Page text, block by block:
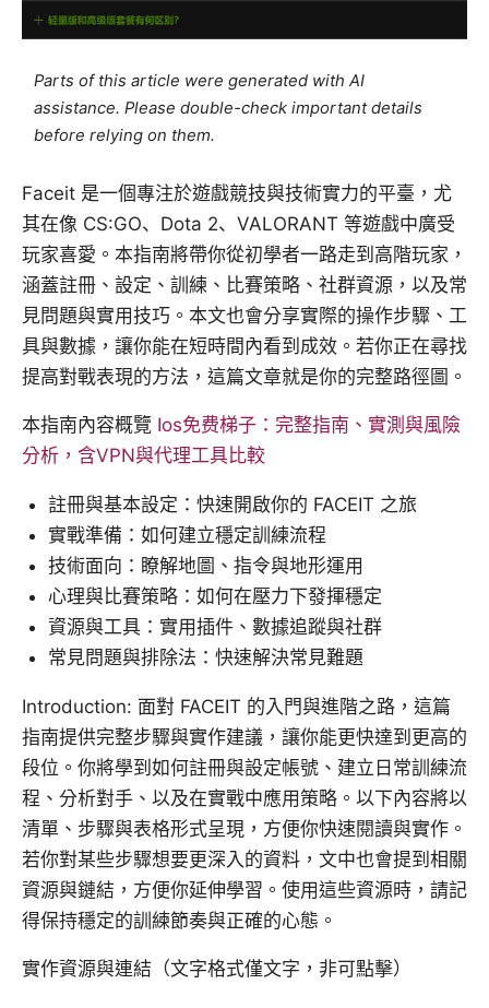
Parts of this article were generated with AI
assistance. Please double-check important details
before relying on them.
Faceit 是一個專注於遊戲競技與技術實力的平臺，尤
其在像 CS:GO、Dota 2、VALORANT 等遊戲中廣受
玩家喜愛。本指南將帶你從初學者一路走到高階玩家，
涵蓋註冊、設定、訓練、比賽策略、社群資源，以及常
見問題與實用技巧。本文也會分享實際的操作步驟、工
具與數據，讓你能在短時間內看到成效。若你正在尋找
提高對戰表現的方法，這篇文章就是你的完整路徑圖。
本指南內容概覽 Ios免费梯子：完整指南、實測與風險
分析，含VPN與代理工具比較
註冊與基本設定：快速開啟你的 FACEIT 之旅
實戰準備：如何建立穩定訓練流程
技術面向：瞭解地圖、指令與地形運用
心理與比賽策略：如何在壓力下發揮穩定
資源與工具：實用插件、數據追蹤與社群
常見問題與排除法：快速解決常見難題
Introduction: 面對 FACEIT 的入門與進階之路，這篇
指南提供完整步驟與實作建議，讓你能更快達到更高的
段位。你將學到如何註冊與設定帳號、建立日常訓練流
程、分析對手、以及在實戰中應用策略。以下內容將以
清單、步驟與表格形式呈現，方便你快速閱讀與實作。
若你對某些步驟想要更深入的資料，文中也會提到相關
資源與鏈結，方便你延伸學習。使用這些資源時，請記
得保持穩定的訓練節奏與正確的心態。
實作資源與連結（文字格式僅文字，非可點擊）